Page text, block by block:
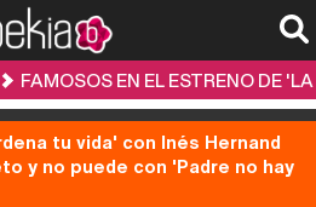
FAMOSOS EN EL ESTRENO DE
tu vida' con Inés Hernand
y no puede con 'Padre no hay